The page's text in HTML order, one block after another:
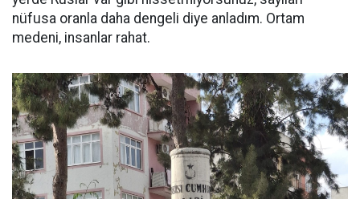
nüfusa oranla daha dengeli diye anladım. Ortam
medeni, insanlar rahat.